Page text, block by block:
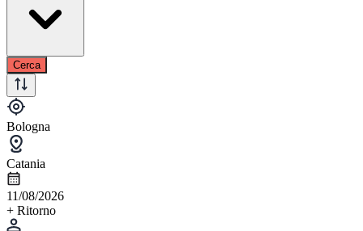
Cerca
Bologna
Catania
11/08/2026
+ Ritorno